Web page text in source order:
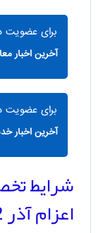
برای عضویت
آخرین اخبار
برای عضویت
آخرین اخبار
شرایط
اعزام آذر 1402